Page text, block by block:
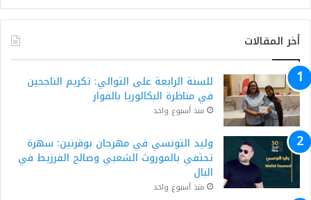
أخر المقالات
للسنة الرابعة على التوالي: تكريم الناجحين
في مناظرة البكالوريا بالفوار
منذ أسبوع واحد
وليد التونسي في مهرجان بوقرنين: سهرة
تحتفي بالموروث الشعبي وصالح الفرزيط في
البال
منذ أسبوع واحد